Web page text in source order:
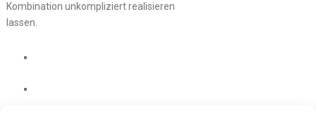
Kombination unkompliziert realisieren
lassen.